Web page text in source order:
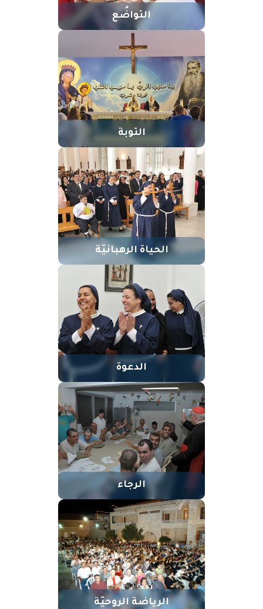
التواضُع
التوبة
الحياة الرهبانيّة
الدعوة
الرجاء
الرياضة الروحيّة